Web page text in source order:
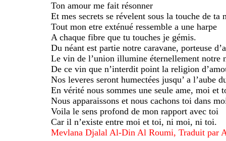
Ton amour me fait résonner
Et mes secrets se révelent sous la touche de ta
Tout mon etre exténué ressemble a une harpe
A chaque fibre que tu touches je gémis.
Du néant est partie notre caravane, porteuse
Le vin de l’union illumine éternellement notre
De ce vin que n’interdit point la religion
Nos leveres seront humectées jusqu’ a l’aube
En vérité nous sommes une seule ame, moi et
Nous apparaissons et nous cachons toi dans
Voila le sens profond de mon rapport avec toi
Car il n’existe entre moi et toi, ni moi, ni toi.
Mevlana Djalal Al-Din Al Roumi, Traduit par